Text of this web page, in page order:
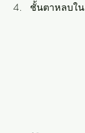
ชั้นตาหลบใน